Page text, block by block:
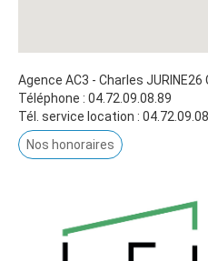
Agence AC3 - Charles JURINE26
Téléphone : 04.72.09.08.89
Tél. service location :
Nos honoraires